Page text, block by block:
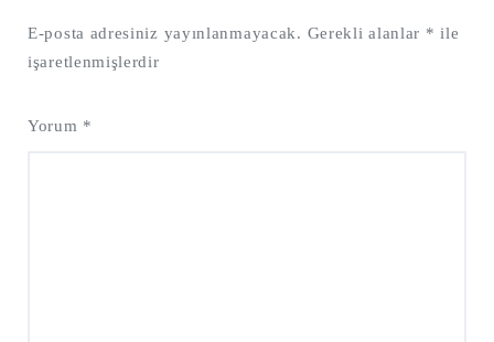
E-posta adresiniz yayınlanmayacak. Gerekli alanlar * ile
işaretlenmişlerdir
Yorum *